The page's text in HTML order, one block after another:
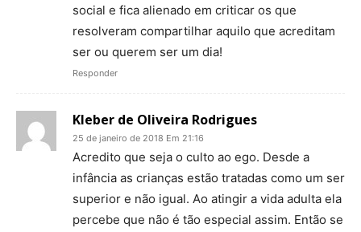
social e fica alienado em criticar os que
resolveram compartilhar aquilo que acreditam
ser ou querem ser um dia!
Responder
Kleber de Oliveira Rodrigues
25 de janeiro de 2018 Em 21:16
Acredito que seja o culto ao ego. Desde a
infância as crianças estão tratadas como um ser
superior e não igual. Ao atingir a vida adulta ela
percebe que não é tão especial assim. Então se